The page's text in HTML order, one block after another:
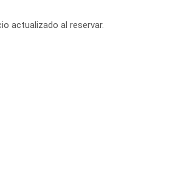
actualizado al reservar.